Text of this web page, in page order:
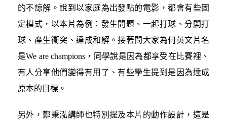
的不諒解。說到以家庭為出發點的電影，都會有些固
定模式，以本片為例：發生問題、一起打球、分開打
球、產生衝突、達成和解。接著問大家為何英文片名
是We are champions，同學說是因為都享受在比賽裡、
有人分享他們變得有用了、有些學生提到是因為達成
原本的目標。
另外，鄭秉泓講師也特別提及本片的動作設計，這是